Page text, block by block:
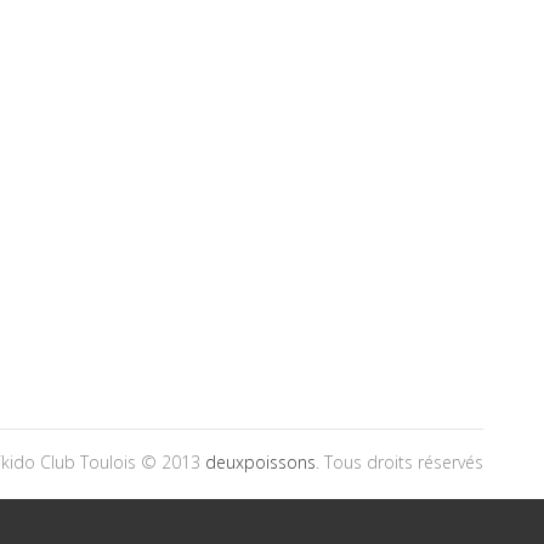
Club Toulois © 2013 deuxpoissons. Tous droits réservés